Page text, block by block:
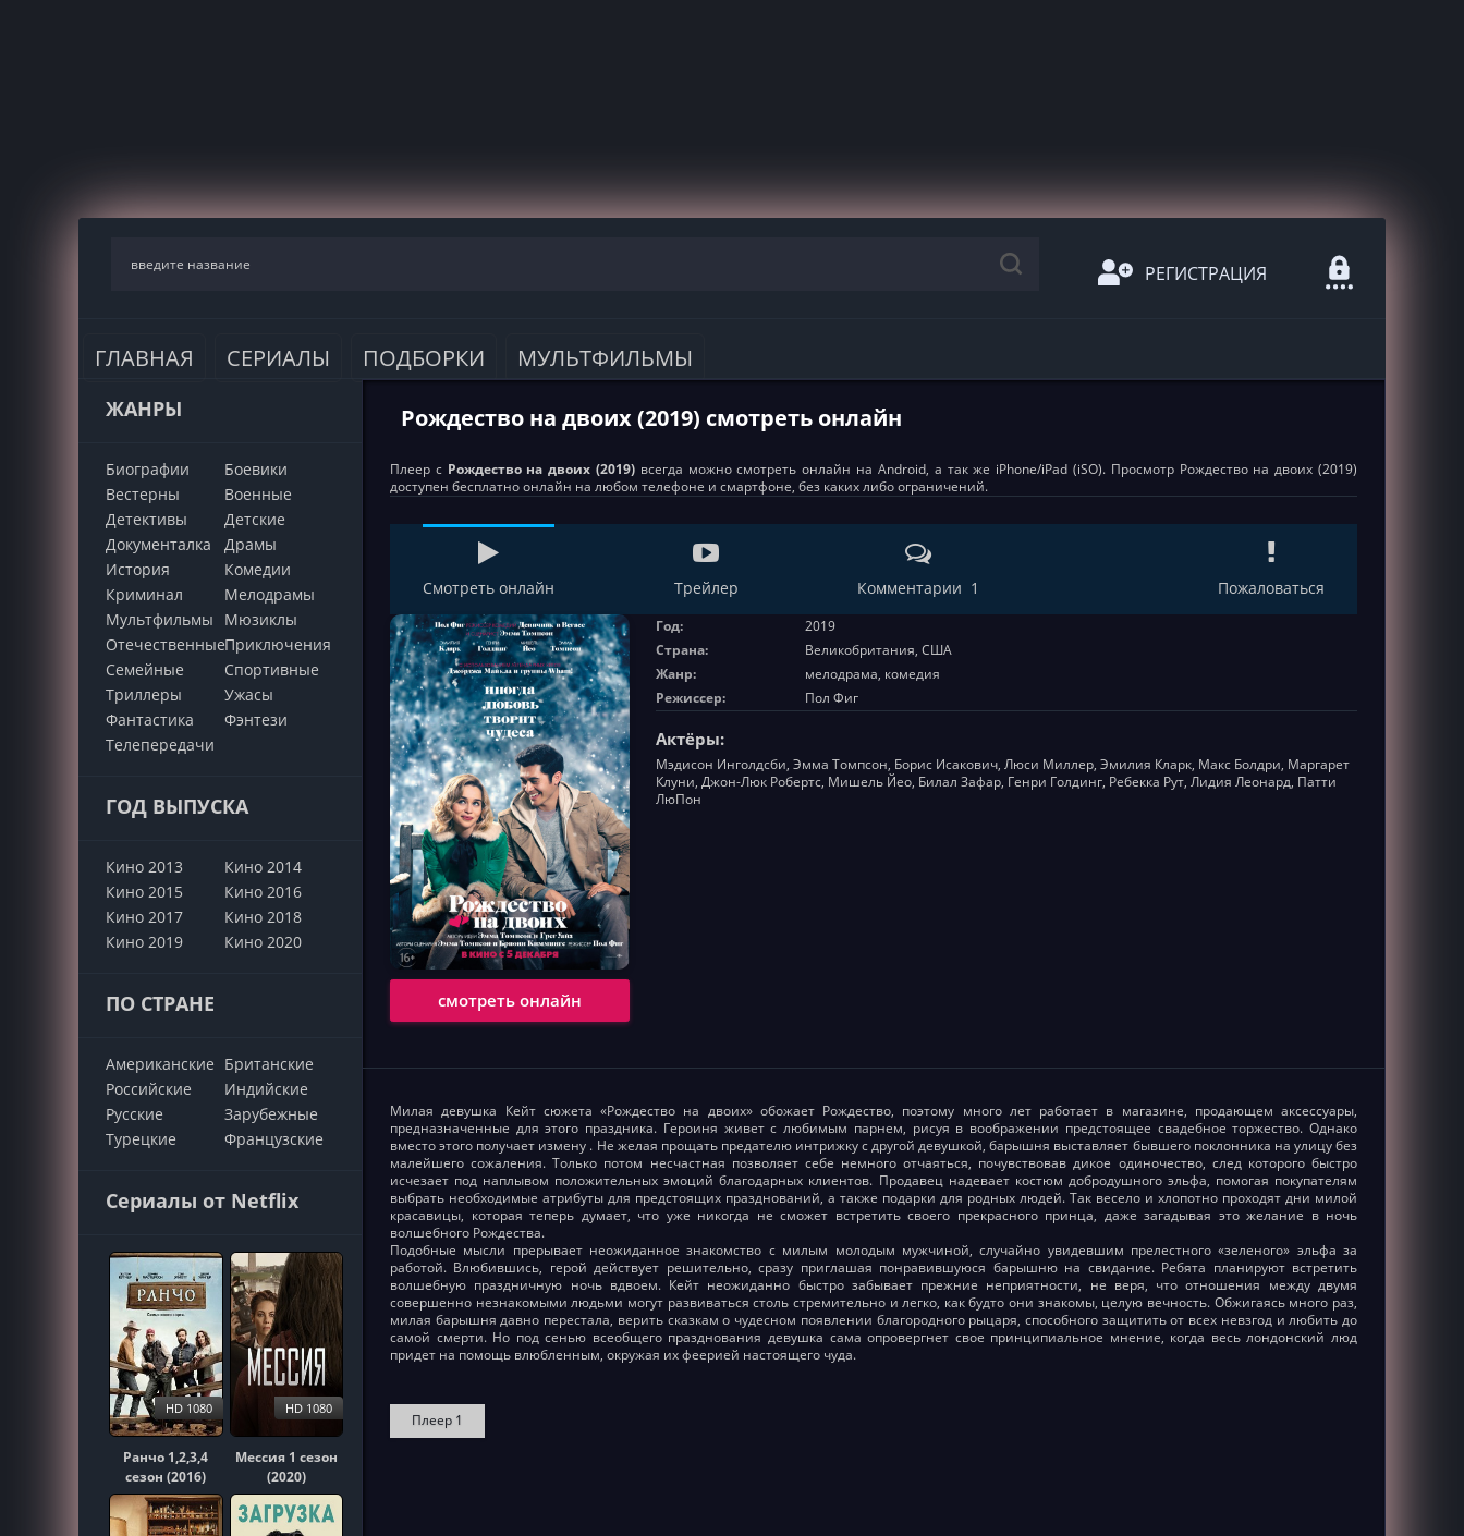
РЕГИСТРАЦИЯ
ГЛАВНАЯ СЕРИАЛЫ ПОДБОРКИ МУЛЬТФИЛЬМЫ
ЖАНРЫ
Биографии
Боевики
Вестерны
Военные
Детективы
Детские
Документалка
Драмы
История
Комедии
Криминал
Мелодрамы
Мультфильмы
Мюзиклы
ОтечественныеПриключения
Семейные
Cпортивные
Триллеры
Ужасы
Фантастика
Фэнтези
Телепередачи
ГОД ВЫПУСКА
Кино 2013
Кино 2014
Кино 2015
Кино 2016
Кино 2017
Кино 2018
Кино 2019
Кино 2020
ПО СТРАНЕ
Американские Британские
Российские
Индийские
Русские
Зарубежные
Турецкие
Французские
Сериалы от Netflix
Ранчо 1,2,3,4
сезон (2016)
HD 1080
Мессия 1 сезон
(2020)
HD 1080
Рождество на двоих (2019) смотреть онлайн
Плеер с Рождество на двоих (2019) всегда можно смотреть онлайн на Android, а так же iPhone/iPad (iSO). Просмотр Рождество на двоих (2019)
доступен бесплатно онлайн на любом телефоне и смартфоне, без каких либо ограничений.
Смотреть онлайн Трейлер Комментарии 1 Пожаловаться
смотреть онлайн
Год:
2019
Страна:
Великобритания, США
Жанр:
мелодрама, комедия
Режиссер:
Пол Фиг
Актёры:
Мэдисон Инголдсби, Эмма Томпсон, Борис Исакович, Люси Миллер, Эмилия Кларк, Макс Болдри, Маргарет
Клуни, Джон-Люк Робертс, Мишель Йео, Билал Зафар, Генри Голдинг, Ребекка Рут, Лидия Леонард, Патти
ЛюПон
Милая девушка Кейт сюжета «Рождество на двоих» обожает Рождество, поэтому много лет работает в магазине, продающем аксессуары,
предназначенные для этого праздника. Героиня живет с любимым парнем, рисуя в воображении предстоящее свадебное торжество. Однако
вместо этого получает измену . Не желая прощать предателю интрижку с другой девушкой, барышня выставляет бывшего поклонника на улицу без
малейшего сожаления. Только потом несчастная позволяет себе немного отчаяться, почувствовав дикое одиночество, след которого быстро
исчезает под наплывом положительных эмоций благодарных клиентов. Продавец надевает костюм добродушного эльфа, помогая покупателям
выбрать необходимые атрибуты для предстоящих празднований, а также подарки для родных людей. Так весело и хлопотно проходят дни милой
красавицы, которая теперь думает, что уже никогда не сможет встретить своего прекрасного принца, даже загадывая это желание в ночь
волшебного Рождества.
Подобные мысли прерывает неожиданное знакомство с милым молодым мужчиной, случайно увидевшим прелестного «зеленого» эльфа за
работой. Влюбившись, герой действует решительно, сразу приглашая понравившуюся барышню на свидание. Ребята планируют встретить
волшебную праздничную ночь вдвоем. Кейт неожиданно быстро забывает прежние неприятности, не веря, что отношения между двумя
совершенно незнакомыми людьми могут развиваться столь стремительно и легко, как будто они знакомы, целую вечность. Обжигаясь много раз,
милая барышня давно перестала, верить сказкам о чудесном появлении благородного рыцаря, способного защитить от всех невзгод и любить до
самой смерти. Но под сенью всеобщего празднования девушка сама опровергнет свое принципиальное мнение, когда весь лондонский люд
придет на помощь влюбленным, окружая их феерией настоящего чуда.
Плеер 1